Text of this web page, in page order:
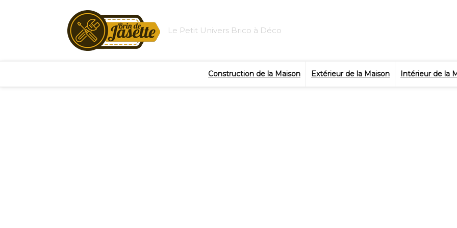
Le Petit Univers Brico à Déco
Construction de la Maison Extérieur de la Maison Intérieur de la